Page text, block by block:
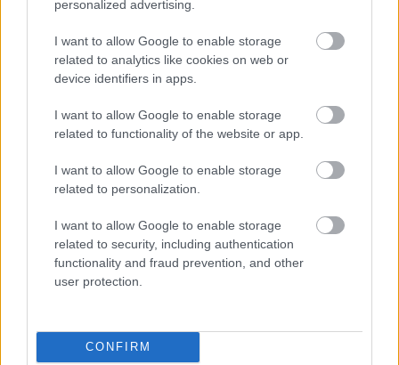
personalized advertising.
I want to allow Google to enable storage
related to analytics like cookies on web or
device identifiers in apps.
I want to allow Google to enable storage
related to functionality of the website or app.
I want to allow Google to enable storage
related to personalization.
I want to allow Google to enable storage
related to security, including authentication
functionality and fraud prevention, and other
user protection.
CONFIRM
Megosztás